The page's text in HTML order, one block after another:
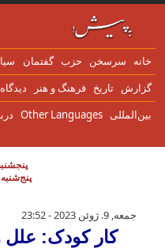
به محتوای اصلی
سرسخن حزب گفتمان
تاریخ فرهنگ و هنر دیدگاه
Other Languages درباره
پنجشنبه ۶ اوت ۲۰۲۶
پنج‌شنبه ۱۵ مرداد ۱۴۰۵
کار کودک: علل و
جمعه, 9. ژوئن 2023 - 23:52
کار کودک: علل